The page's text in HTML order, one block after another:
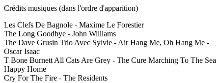
Crédits musiques (dans l'ordre d'apparition)
Les Clefs De Bagnole - Maxime Le Forestier
The Long Goodbye - John Williams
The Dave Grusin Trio Avec Sylvie - Air Hang Me, Oh Hang Me -
Oscar Isaac
T Bone Burnett All Cats Are Grey - The Cure Marching To The Sea
Happy Home
Cry For The Fire - The Residents